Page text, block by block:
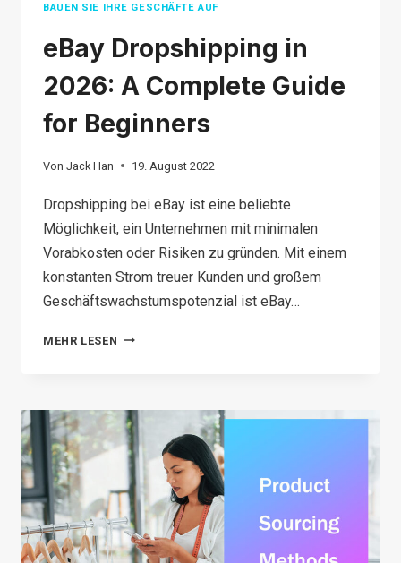
BAUEN SIE IHRE GESCHÄFTE AUF
eBay Dropshipping in
2026: A Complete Guide
for Beginners
Von Jack Han 19. August 2022
Dropshipping bei eBay ist eine beliebte
Möglichkeit, ein Unternehmen mit minimalen
Vorabkosten oder Risiken zu gründen. Mit einem
konstanten Strom treuer Kunden und großem
Geschäftswachstumspotenzial ist eBay…
MEHR LESEN EBAY
2026:
A
COMPLETE
GUIDE
FOR
BEGINNERS